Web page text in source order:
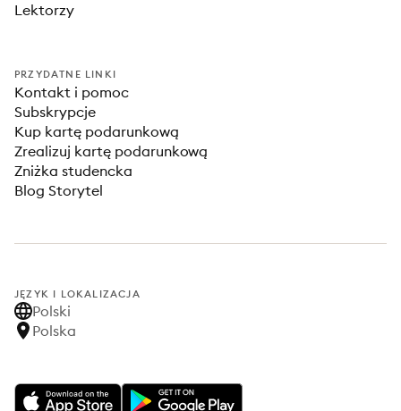
Lektorzy
PRZYDATNE LINKI
Kontakt i pomoc
Subskrypcje
Kup kartę podarunkową
Zrealizuj kartę podarunkową
Zniżka studencka
Blog Storytel
JĘZYK I LOKALIZACJA
Polski
Polska